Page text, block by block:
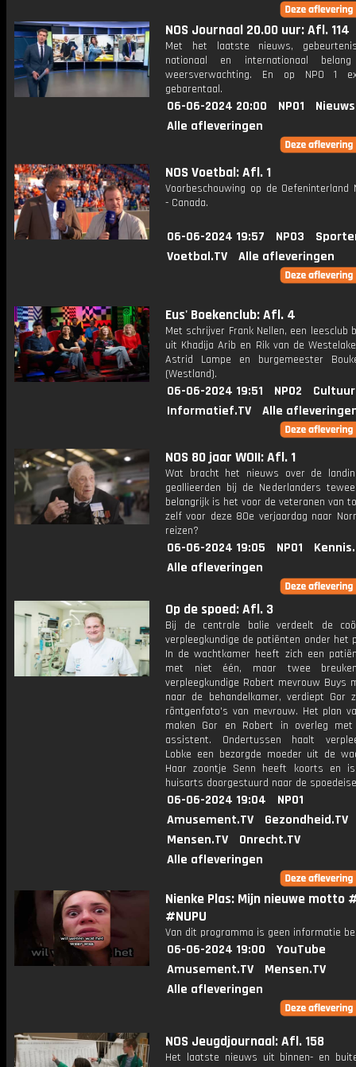
NOS Journaal 20.00 uur: Afl. 114
Met het laatste nieuws,
nationaal en internationaal
weersverwachting. En op NPO 1
gebarentaal.
06-06-2024 20:00 NPO1
Alle afleveringen
NOS Voetbal: Afl. 1
Voorbeschouwing op de Oefeninterland
- Canada.
06-06-2024 19:57 NPO3
Voetbal.TV
Alle afleveringen
Eus' Boekenclub: Afl. 4
Met schrijver Frank Nellen, een leesclub
uit Khadija Arib en Rik van de
Astrid Lampe en burgemeester
(Westland).
06-06-2024 19:51 NPO2
Informatief.TV
Alle
NOS 80 jaar WOII: Afl. 1
Wat bracht het nieuws over de
geallieerden bij de Nederlanders
belangrijk is het voor de veteranen van
zelf voor deze 80e verjaardag naar
reizen?
06-06-2024 19:05 NPO1
Alle afleveringen
Op de spoed: Afl. 3
Bij de centrale balie verdeelt de
verpleegkundige de patiënten onder het
In de wachtkamer heeft zich een
met niet één, maar twee
verpleegkundige Robert mevrouw Buys
naar de behandelkamer, verdiept Gor
röntgenfoto's van mevrouw. Het plan
maken Gor en Robert in overleg
assistent. Ondertussen haalt
Lobke een bezorgde moeder uit de
Haar zoontje Senn heeft koorts en
huisarts doorgestuurd naar de
06-06-2024 19:04
NPO1
Amusement.TV
Gezondheid.TV
Mensen.TV
Onrecht.TV
Alle afleveringen
Nienke Plas: Mijn nieuwe motto
#NUPU
Van dit programma is geen informatie
06-06-2024 19:00
YouTube
Amusement.TV
Mensen.TV
Alle afleveringen
NOS Jeugdjournaal: Afl. 158
Het laatste nieuws uit binnen- en